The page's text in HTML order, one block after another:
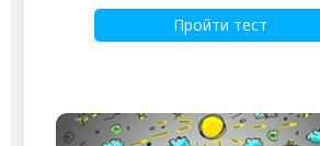
Пройти тест